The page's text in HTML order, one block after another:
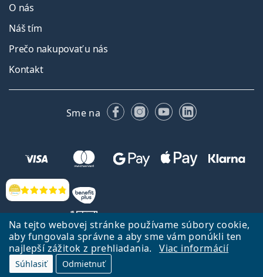
Na tejto webovej stránke používame súbory cookie,
aby fungovala správne a aby sme vám ponúkli ten
najlepší zážitok z prehliadania.
Viac informácií
Súhlasiť Odmietnuť
Hodnotenia
O nás
Náš tím
Prečo nakupovať u nás
Kontakt
Sme na FacebookuInstagrame
YouTubeLinkedIn
Späť na Úvodnu stránku